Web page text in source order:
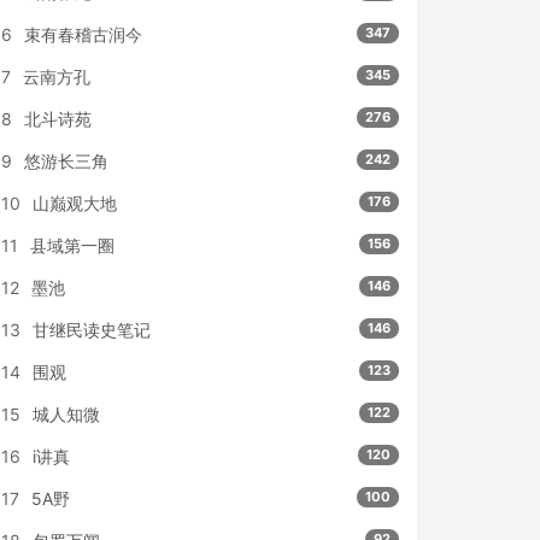
6 束有春稽古润今 347
7 云南方孔 345
8 北斗诗苑 276
9 悠游长三角 242
10 山巅观大地 176
11 县域第一圈 156
12 墨池 146
13 甘继民读史笔记 146
14 围观 123
15 城人知微 122
16 i讲真 120
17 5A野 100